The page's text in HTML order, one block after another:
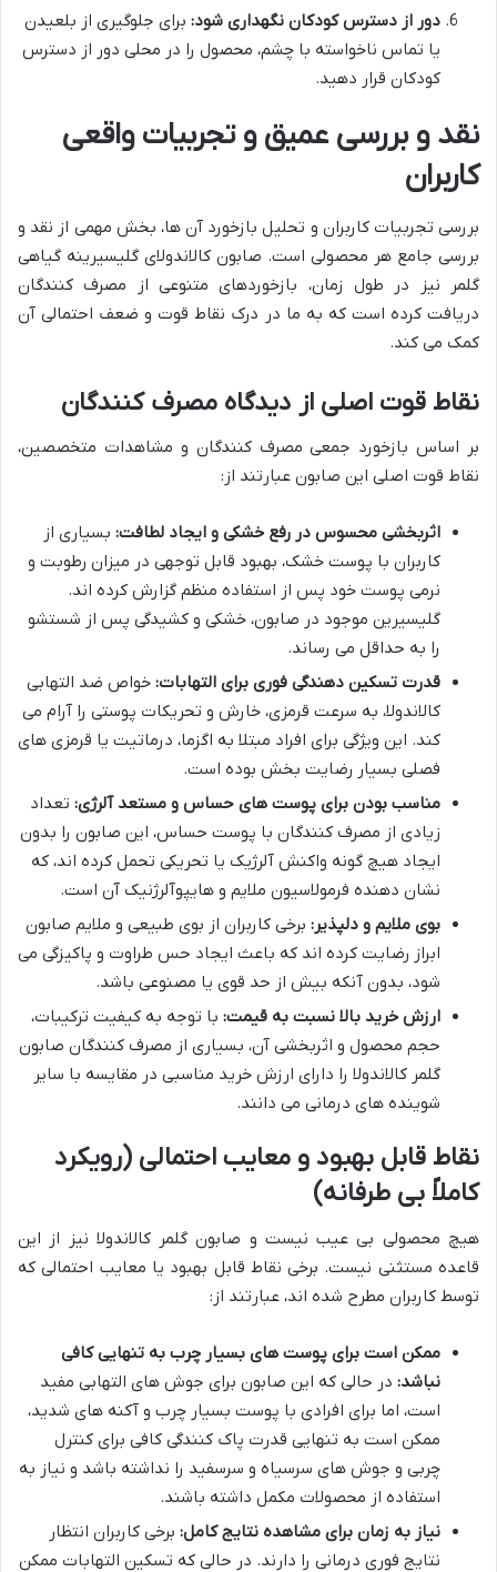
دور از دسترس کودکان نگهداری شود: برای جلوگیری از بلعیدن
یا تماس ناخواسته با چشم، محصول را در محلی دور از دسترس
کودکان قرار دهید.
نقد و بررسی عمیق و تجربیات واقعی
کاربران
بررسی تجربیات کاربران و تحلیل بازخورد آن ها، بخش مهمی از نقد و
بررسی جامع هر محصولی است. صابون کالاندولای گلیسیرینه گیاهی
گلمر نیز در طول زمان، بازخوردهای متنوعی از مصرف کنندگان
دریافت کرده است که به ما در درک نقاط قوت و ضعف احتمالی آن
کمک می کند.
نقاط قوت اصلی از دیدگاه مصرف کنندگان
بر اساس بازخورد جمعی مصرف کنندگان و مشاهدات متخصصین،
نقاط قوت اصلی این صابون عبارتند از:
اثربخشی محسوس در رفع خشکی و ایجاد لطافت: بسیاری از
کاربران با پوست خشک، بهبود قابل توجهی در میزان رطوبت و
نرمی پوست خود پس از استفاده منظم گزارش کرده اند.
گلیسیرین موجود در صابون، خشکی و کشیدگی پس از شستشو
را به حداقل می رساند.
قدرت تسکین دهندگی فوری برای التهابات: خواص ضد التهابی
کالاندولا، به سرعت قرمزی، خارش و تحریکات پوستی را آرام می
کند. این ویژگی برای افراد مبتلا به اگزما، درماتیت یا قرمزی های
فصلی بسیار رضایت بخش بوده است.
مناسب بودن برای پوست های حساس و مستعد آلرژی: تعداد
زیادی از مصرف کنندگان با پوست حساس، این صابون را بدون
ایجاد هیچ گونه واکنش آلرژیک یا تحریکی تحمل کرده اند، که
نشان دهنده فرمولاسیون ملایم و هایپوآلرژنیک آن است.
بوی ملایم و دلپذیر: برخی کاربران از بوی طبیعی و ملایم صابون
ابراز رضایت کرده اند که باعث ایجاد حس طراوت و پاکیزگی می
شود، بدون آنکه بیش از حد قوی یا مصنوعی باشد.
ارزش خرید بالا نسبت به قیمت: با توجه به کیفیت ترکیبات،
حجم محصول و اثربخشی آن، بسیاری از مصرف کنندگان صابون
گلمر کالاندولا را دارای ارزش خرید مناسبی در مقایسه با سایر
شوینده های درمانی می دانند.
نقاط قابل بهبود و معایب احتمالی (رویکرد
کاملاً بی طرفانه)
هیچ محصولی بی عیب نیست و صابون گلمر کالاندولا نیز از این
قاعده مستثنی نیست. برخی نقاط قابل بهبود یا معایب احتمالی که
توسط کاربران مطرح شده اند، عبارتند از:
ممکن است برای پوست های بسیار چرب به تنهایی کافی
نباشد: در حالی که این صابون برای جوش های التهابی مفید
است، اما برای افرادی با پوست بسیار چرب و آکنه های شدید،
ممکن است به تنهایی قدرت پاک کنندگی کافی برای کنترل
چربی و جوش های سرسیاه و سرسفید را نداشته باشد و نیاز به
استفاده از محصولات مکمل داشته باشند.
نیاز به زمان برای مشاهده نتایج کامل: برخی کاربران انتظار
نتایج فوری درمانی را دارند. در حالی که تسکین التهابات ممکن